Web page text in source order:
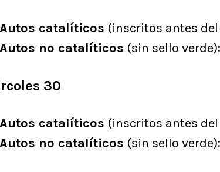
Autos catalíticos (inscritos antes del
Autos no catalíticos (sin sello verde):
30
Autos catalíticos (inscritos antes del
Autos no catalíticos (sin sello verde):